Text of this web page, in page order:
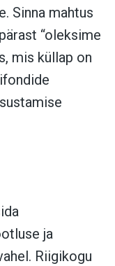
Sinna mahtus
“oleksime
mis küllap on
ja
Riigikogu